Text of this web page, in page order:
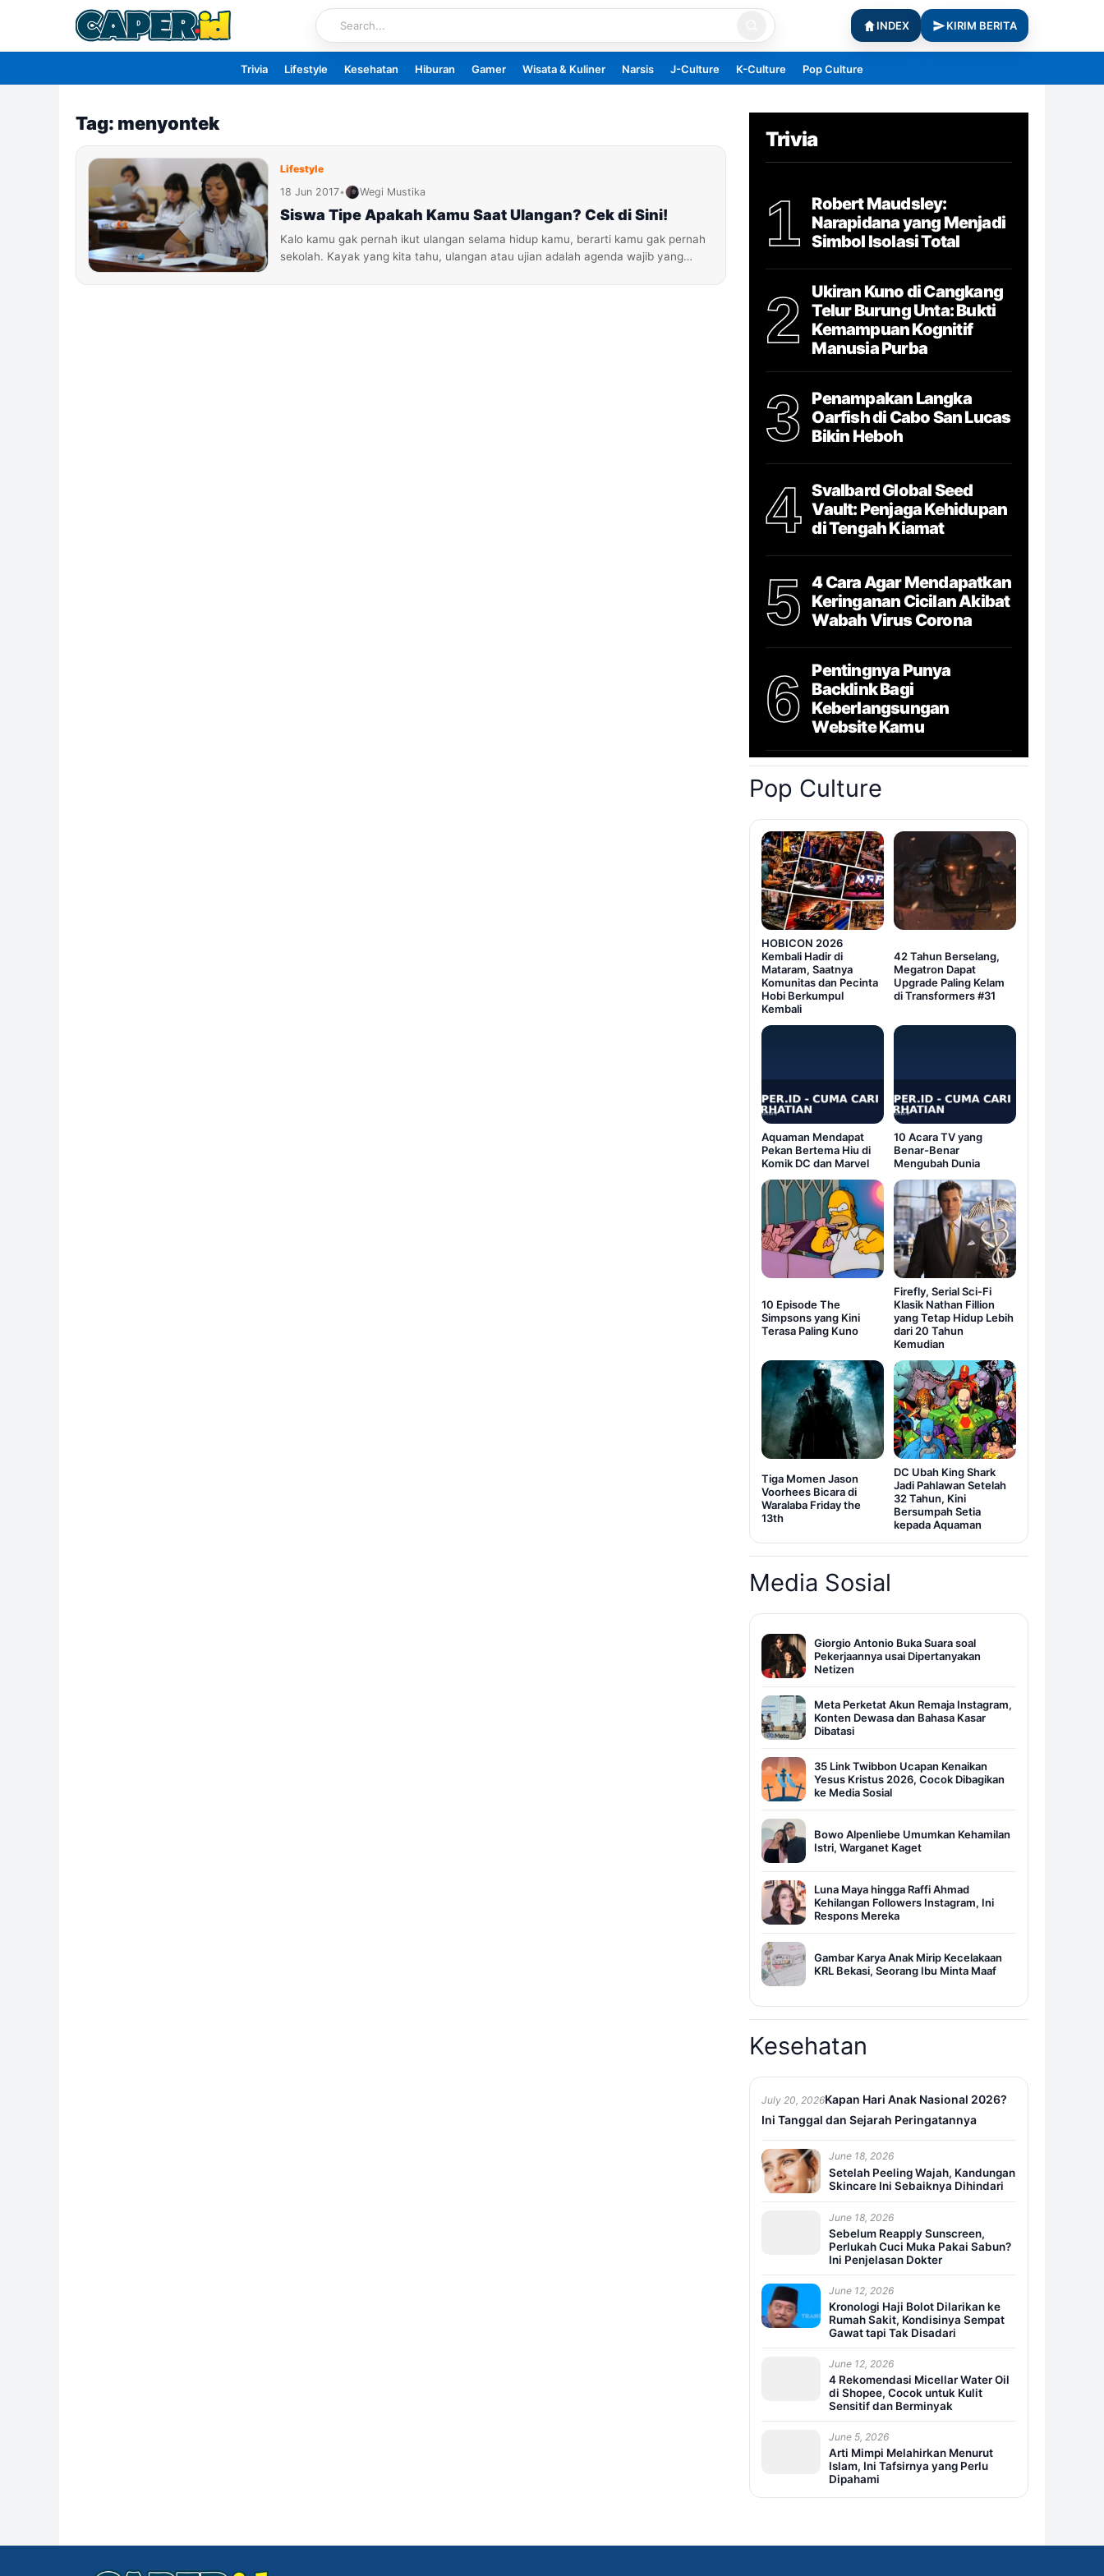
content
INDEX KIRIM BERITA
Trivia Lifestyle Kesehatan Hiburan Gamer Wisata & Kuliner Narsis J-Culture K-Culture Pop Culture
Tag: menyontek
Lifestyle
18 Jun 2017• Wegi Mustika
Siswa Tipe Apakah Kamu Saat Ulangan? Cek di Sini!
Kalo kamu gak pernah ikut ulangan selama hidup kamu, berarti kamu gak pernah
sekolah. Kayak yang kita tahu, ulangan atau ujian adalah agenda wajib yang…
Trivia
1
Robert Maudsley:
Narapidana yang Menjadi
Simbol Isolasi Total
2
Ukiran Kuno di Cangkang
Telur Burung Unta: Bukti
Kemampuan Kognitif
Manusia Purba
3
Penampakan Langka
Oarfish di Cabo San Lucas
Bikin Heboh
4
Svalbard Global Seed
Vault: Penjaga Kehidupan
di Tengah Kiamat
5
4 Cara Agar Mendapatkan
Keringanan Cicilan Akibat
Wabah Virus Corona
6
Pentingnya Punya
Backlink Bagi
Keberlangsungan
Website Kamu
Pop Culture
HOBICON 2026
Kembali Hadir di
Mataram, Saatnya
Komunitas dan Pecinta
Hobi Berkumpul
Kembali
42 Tahun Berselang,
Megatron Dapat
Upgrade Paling Kelam
di Transformers #31
Aquaman Mendapat
Pekan Bertema Hiu di
Komik DC dan Marvel
10 Acara TV yang
Benar-Benar
Mengubah Dunia
10 Episode The
Simpsons yang Kini
Terasa Paling Kuno
Firefly, Serial Sci-Fi
Klasik Nathan Fillion
yang Tetap Hidup Lebih
dari 20 Tahun
Kemudian
Tiga Momen Jason
Voorhees Bicara di
Waralaba Friday the
13th
DC Ubah King Shark
Jadi Pahlawan Setelah
32 Tahun, Kini
Bersumpah Setia
kepada Aquaman
Media Sosial
Giorgio Antonio Buka Suara soal
Pekerjaannya usai Dipertanyakan
Netizen
Meta Perketat Akun Remaja Instagram,
Konten Dewasa dan Bahasa Kasar
Dibatasi
35 Link Twibbon Ucapan Kenaikan
Yesus Kristus 2026, Cocok Dibagikan
ke Media Sosial
Bowo Alpenliebe Umumkan Kehamilan
Istri, Warganet Kaget
Luna Maya hingga Raffi Ahmad
Kehilangan Followers Instagram, Ini
Respons Mereka
Gambar Karya Anak Mirip Kecelakaan
KRL Bekasi, Seorang Ibu Minta Maaf
Kesehatan
July 20, 2026Kapan Hari Anak Nasional 2026?
Ini Tanggal dan Sejarah Peringatannya
June 18, 2026
Setelah Peeling Wajah, Kandungan
Skincare Ini Sebaiknya Dihindari
June 18, 2026
Sebelum Reapply Sunscreen,
Perlukah Cuci Muka Pakai Sabun?
Ini Penjelasan Dokter
June 12, 2026
Kronologi Haji Bolot Dilarikan ke
Rumah Sakit, Kondisinya Sempat
Gawat tapi Tak Disadari
June 12, 2026
4 Rekomendasi Micellar Water Oil
di Shopee, Cocok untuk Kulit
Sensitif dan Berminyak
June 5, 2026
Arti Mimpi Melahirkan Menurut
Islam, Ini Tafsirnya yang Perlu
Dipahami